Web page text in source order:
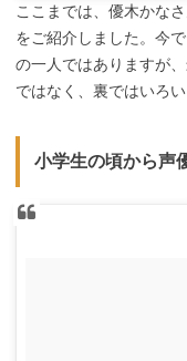
ここまでは、優木かな
をご紹介しました。今
の一人ではありますが
ではなく、裏ではいろ
小学生の頃から声